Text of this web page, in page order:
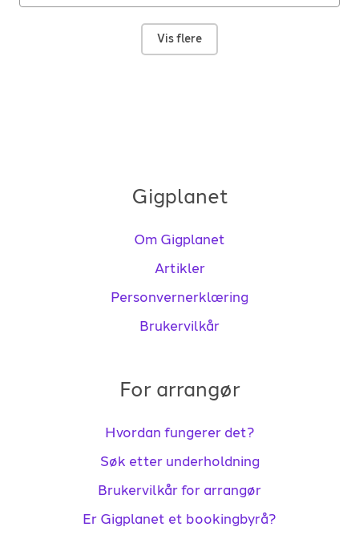
Vis flere
Gigplanet
Om Gigplanet
Artikler
Personvernerklæring
Brukervilkår
For arrangør
Hvordan fungerer det?
Søk etter underholdning
Brukervilkår for arrangør
Er Gigplanet et bookingbyrå?